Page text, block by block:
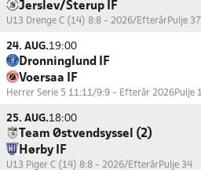
Jerslev/Sterup IF
U13 Drenge C (14) 8:8 - 2026/EfterårPulje 37
24. AUG.19:00
Dronninglund IF
Voersaa IF
Herrer Serie 5 11:11/9:9 - Efterår 2026Pulje
25. AUG.18:00
Team Østvendsyssel (2)
Hørby IF
U13 Piger C (14) 8:8 - 2026/EfterårPulje 34